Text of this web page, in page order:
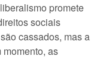
promete
sociais
cassados, mas a
as